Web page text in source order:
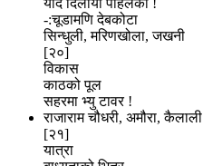
-:चूडामणि देबकोटा
सिन्धुली, मरिणखोला, जखनी
[२०]
विकास
काठको पूल
सहरमा भ्यु टावर !
राजाराम चौधरी, अमौरा, कैलाली
[२१]
यात्रा